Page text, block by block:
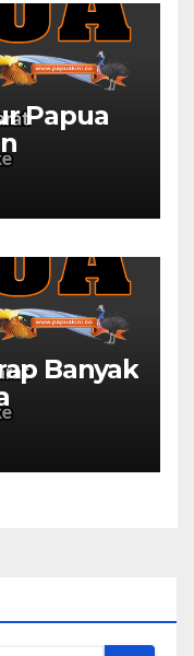
Papua
Banyak